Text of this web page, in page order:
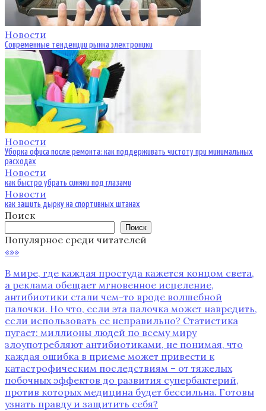
Новости
Современные тенденции рынка электроники
Новости
Уборка офиса после ремонта: как поддерживать чистоту при минимальных
расходах
Новости
как быстро убрать синяки под глазами
Новости
как зашить дырку на спортивных штанах
Поиск
Поиск
Популярное среди читателей
«»»
В мире‚ где каждая простуда кажется концом света‚
а реклама обещает мгновенное исцеление‚
антибиотики стали чем-то вроде волшебной
палочки. Но что‚ если эта палочка может навредить‚
если использовать ее неправильно? Статистика
пугает: миллионы людей по всему миру
злоупотребляют антибиотиками‚ не понимая‚ что
каждая ошибка в приеме может привести к
катастрофическим последствиям – от тяжелых
побочных эффектов до развития супербактерий‚
против которых медицина будет бессильна. Готовы
узнать правду и защитить себя?